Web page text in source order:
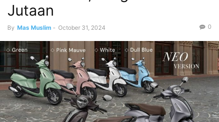
Jutaan
By Mas Muslim - October 31, 2024 0